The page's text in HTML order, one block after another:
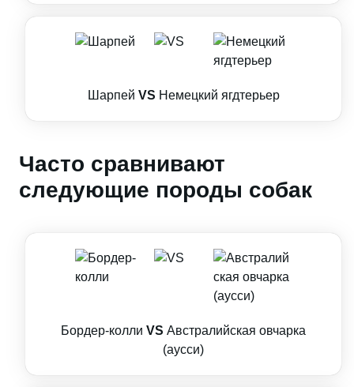
Шарпей VS Немецкий ягдтерьер
Часто сравнивают
следующие породы собак
Бордер-колли VS Австралийская овчарка
(аусси)